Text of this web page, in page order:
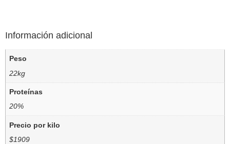
Información adicional
Peso
22kg
Proteínas
20%
Precio por kilo
$1909